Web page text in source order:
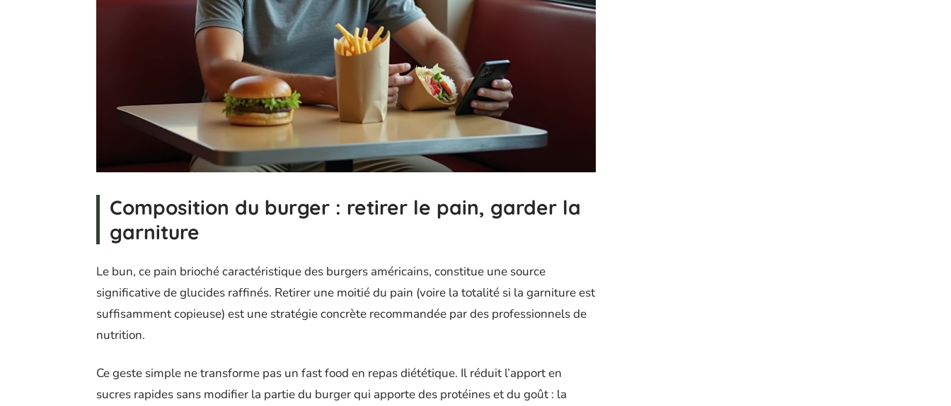
Composition du burger : retirer le pain, garder la
garniture
Le bun, ce pain brioché caractéristique des burgers américains, constitue une source
significative de glucides raffinés. Retirer une moitié du pain (voire la totalité si la garniture est
suffisamment copieuse) est une stratégie concrète recommandée par des professionnels de
nutrition.
Ce geste simple ne transforme pas un fast food en repas diététique. Il réduit l’apport en
sucres rapides sans modifier la partie du burger qui apporte des protéines et du goût : la